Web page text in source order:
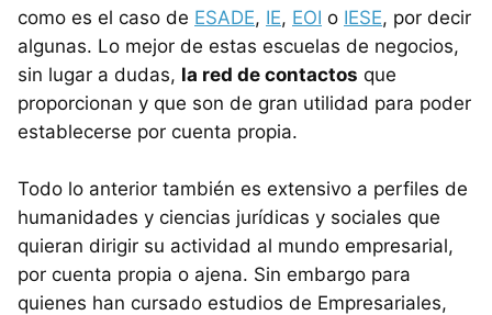
como es el caso de ESADE, IE, EOI o IESE, por decir
algunas. Lo mejor de estas escuelas de negocios,
sin lugar a dudas, la red de contactos que
proporcionan y que son de gran utilidad para poder
establecerse por cuenta propia.
Todo lo anterior también es extensivo a perfiles de
humanidades y ciencias jurídicas y sociales que
quieran dirigir su actividad al mundo empresarial,
por cuenta propia o ajena. Sin embargo para
quienes han cursado estudios de Empresariales,